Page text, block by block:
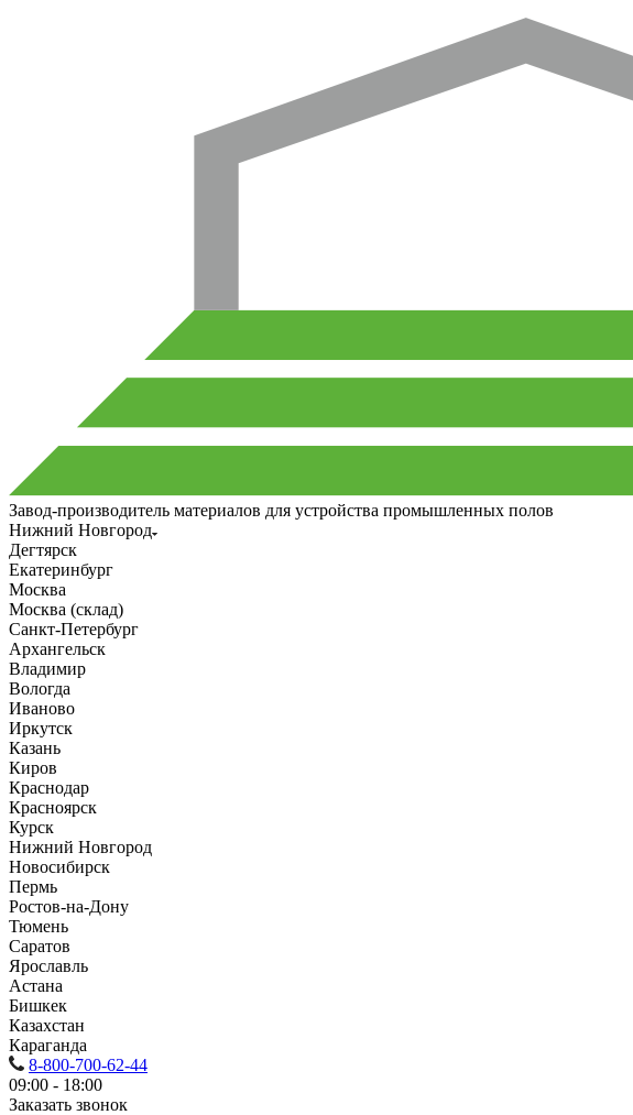
Завод-производитель материалов для устройства промышленных полов
Нижний Новгород
Дегтярск
Екатеринбург
Москва
Москва (склад)
Санкт-Петербург
Архангельск
Владимир
Вологда
Иваново
Иркутск
Казань
Киров
Краснодар
Красноярск
Курск
Нижний Новгород
Новосибирск
Пермь
Ростов-на-Дону
Тюмень
Саратов
Ярославль
Астана
Бишкек
Казахстан
Караганда
8-800-700-62-44
09:00 - 18:00
Заказать звонок